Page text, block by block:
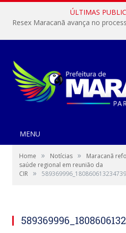
ÚLTIMAS
MENU
Home » Notícias »
Maracanã
saúde regional em reunião da
CIR »